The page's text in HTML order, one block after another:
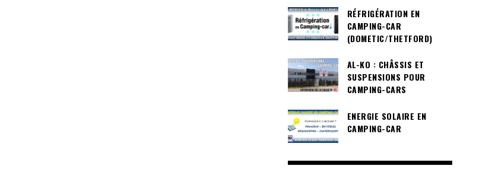
RÉFRIGÉRATION EN
CAMPING-CAR
(DOMETIC/THETFORD)
AL-KO : CHÂSSIS ET
SUSPENSIONS POUR
CAMPING-CARS
ENERGIE SOLAIRE EN
CAMPING-CAR